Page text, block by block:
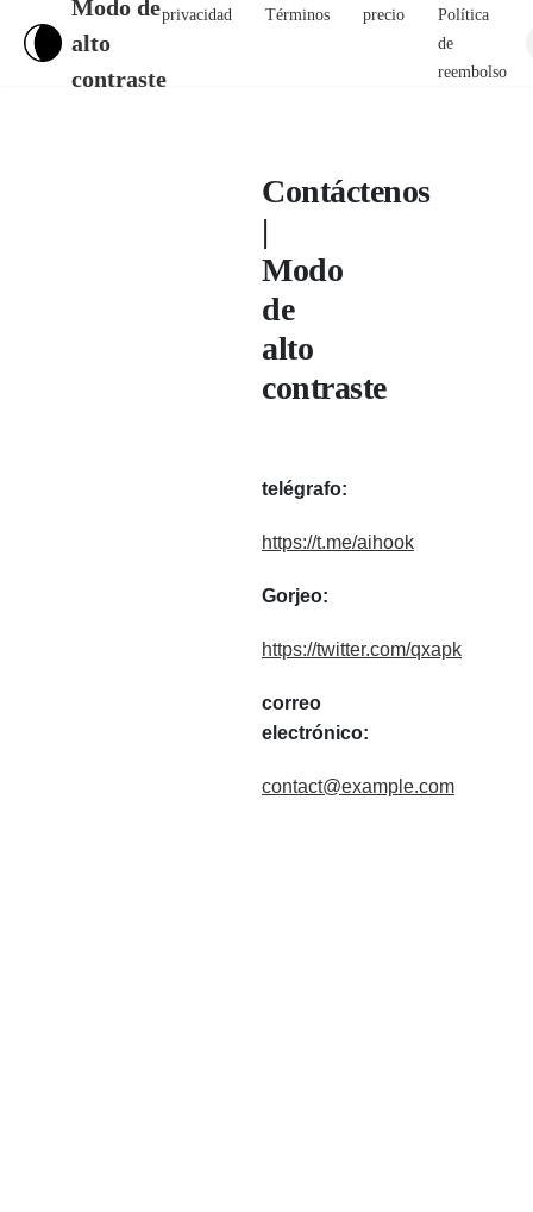
Modo de
alto
contraste
privacidad Términos precio
Política
de
reembolso
Contáctenos
|
Modo
de
alto
contraste
telégrafo:
https://t.me/aihook
Gorjeo:
https://twitter.com/qxapk
correo
electrónico:
contact@example.com